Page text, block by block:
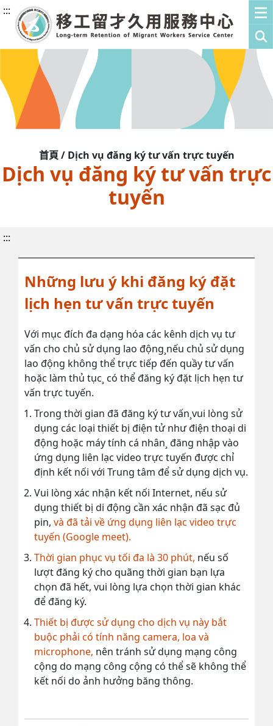
:::
首頁 / Dịch vụ đăng ký tư vấn trực tuyến
Dịch vụ đăng ký tư vấn trực
tuyến
:::
Những lưu ý khi đăng ký đặt
lịch hẹn tư vấn trực tuyến
Với mục đích đa dạng hóa các kênh dịch vụ tư
vấn cho chủ sử dụng lao động¸nếu chủ sử dụng
lao động không thể trực tiếp đến quầy tư vấn
hoặc làm thủ tục¸ có thể đăng ký đặt lịch hẹn tư
vấn trực tuyến.
Trong thời gian đã đăng ký tư vấn¸vui lòng sử
dụng các loại thiết bị điện tử như điện thoại di
động hoặc máy tính cá nhân¸ đăng nhập vào
ứng dụng liên lạc video trực tuyến được chỉ
định kết nối với Trung tâm để sử dụng dịch vụ.
Vui lòng xác nhận kết nối Internet, nếu sử
dụng thiết bị di động cần xác nhận đã sạc đủ
pin, và đã tải về ứng dụng liên lạc video trực
tuyến (Google meet).
Thời gian phục vụ tối đa là 30 phút, nếu số
lượt đăng ký cho quãng thời gian bạn lựa
chọn đã hết, vui lòng lựa chọn thời gian khác
để đăng ký.
Thiết bị được sử dụng cho dịch vụ này bắt
buộc phải có tính năng camera, loa và
microphone, nên tránh sử dụng mạng công
cộng do mạng công cộng có thể sẽ không thể
kết nối do ảnh hưởng băng thông.